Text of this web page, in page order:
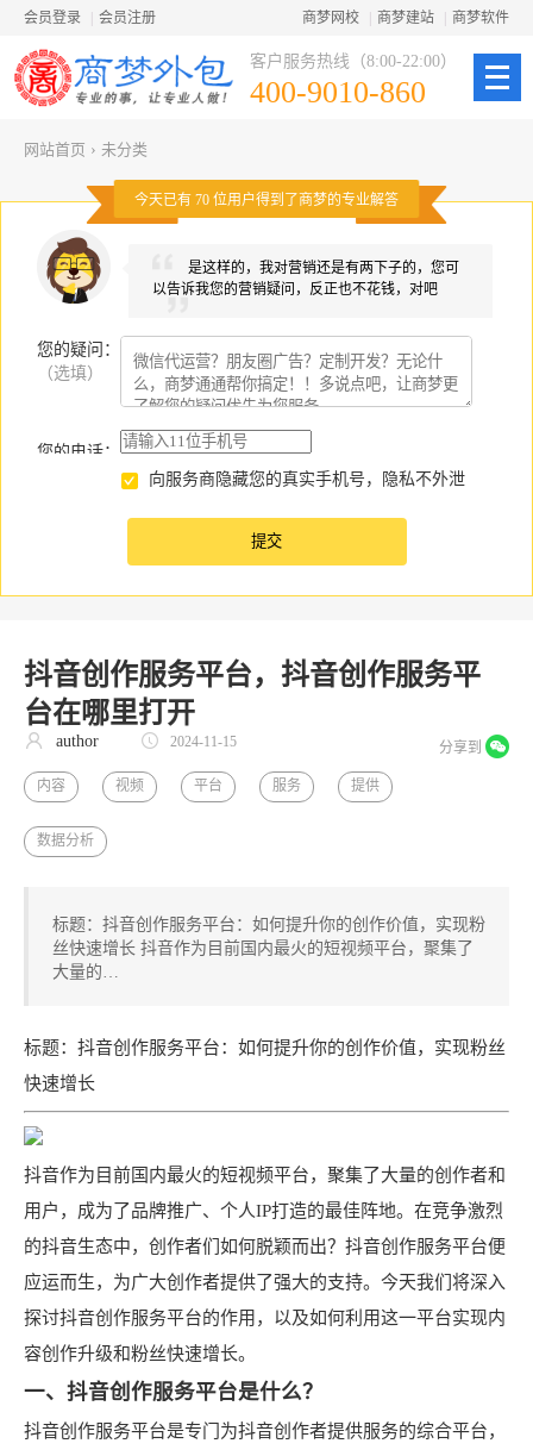
会员登录 会员注册 商梦网校 商梦建站 商梦软件
客户服务热线（8:00-22:00）
400-9010-860
网站首页 › 未分类
今天已有 70 位用户得到了商梦的专业解答
是这样的，我对营销还是有两下子的，您可
以告诉我您的营销疑问，反正也不花钱，对吧
您的疑问
（选填）
：
您的电话：
向服务商隐藏您的真实手机号，隐私不外泄
抖音创作服务平台，抖音创作服务平
台在哪里打开
分享到
author 2024-11-15
内容 视频 平台 服务 提供
数据分析
标题：抖音创作服务平台：如何提升你的创作价值，实现粉
丝快速增长 抖音作为目前国内最火的短视频平台，聚集了
大量的…
标题：抖音创作服务平台：如何提升你的创作价值，实现粉丝
快速增长
抖音作为目前国内最火的短视频平台，聚集了大量的创作者和
用户，成为了品牌推广、个人IP打造的最佳阵地。在竞争激烈
的抖音生态中，创作者们如何脱颖而出？抖音创作服务平台便
应运而生，为广大创作者提供了强大的支持。今天我们将深入
探讨抖音创作服务平台的作用，以及如何利用这一平台实现内
容创作升级和粉丝快速增长。
一、抖音创作服务平台是什么？
抖音创作服务平台是专门为抖音创作者提供服务的综合平台，